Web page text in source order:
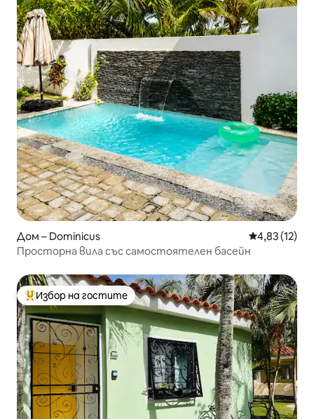
Дом – Dominicus Средна
4,83 (12)
Просторна вила със самостоятелен басейн
Най-популярен избор на гостите
Избор на гостите